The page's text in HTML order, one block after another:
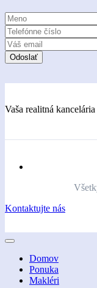
Vaša realitná kancelária
Kontaktujte nás
Domov
Ponuka
Makléri